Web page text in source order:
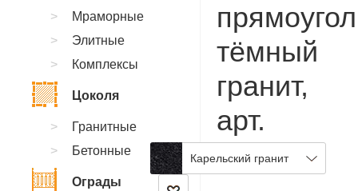
тёмный
гранит,
арт.
CA.95
Карельский гранит
Мраморные
Элитные
Комплексы
Цоколя
Гранитные
Бетонные
Ограды